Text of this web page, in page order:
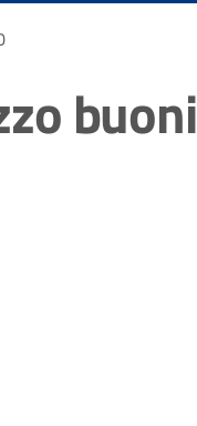
buoni